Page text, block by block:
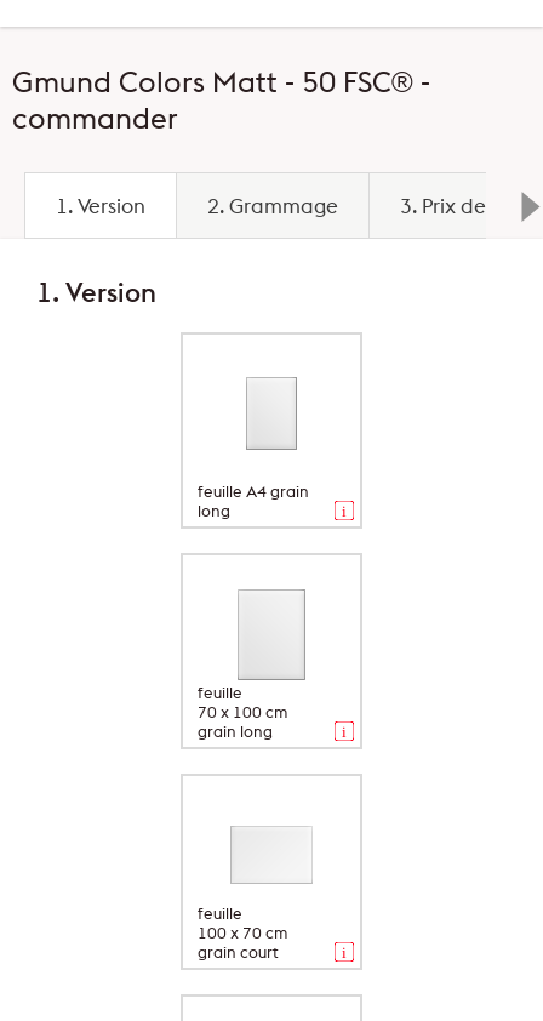
Gmund Colors Matt - 50 FSC® -
commander
1. Version 2. Grammage 3. Prix de base
1. Version
feuille A4 grain
long
feuille
70 x 100 cm
grain long
feuille
100 x 70 cm
grain court